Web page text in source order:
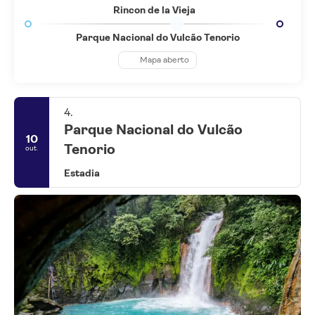
Rincon de la Vieja
Parque Nacional do Vulcão Tenorio
Mapa aberto
10
out.
4.
Parque Nacional do Vulcão
Tenorio
Estadia